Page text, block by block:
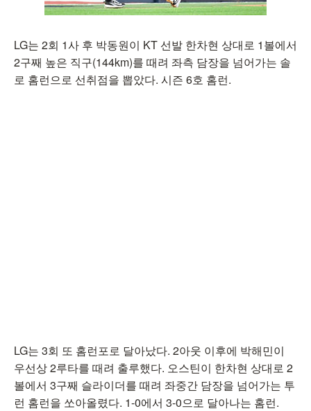
LG는 2회 1사 후 박동원이 KT 선발 한차현 상대로 1볼에서
2구째 높은 직구(144km)를 때려 좌측 담장을 넘어가는 솔
로 홈런으로 선취점을 뽑았다. 시즌 6호 홈런.
LG는 3회 또 홈런포로 달아났다. 2아웃 이후에 박해민이
우선상 2루타를 때려 출루했다. 오스틴이 한차현 상대로 2
볼에서 3구째 슬라이더를 때려 좌중간 담장을 넘어가는 투
런 홈런을 쏘아올렸다. 1-0에서 3-0으로 달아나는 홈런.